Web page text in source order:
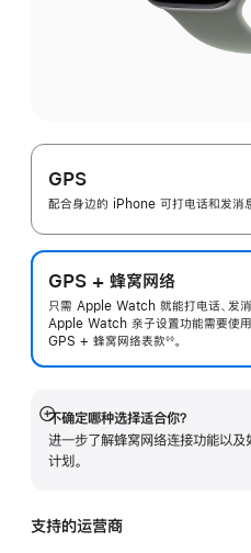
GPS
配合身边的 iPhone 可打电话和发消息
GPS + 蜂窝网络
只需 Apple Watch 就能打电话、发消
Apple Watch 亲子设置功能需要使用
GPS + 蜂窝网络表款◊◊。
不确定哪种选择适合你？
进一步了解蜂窝网络连接功能以
计划。
展
开
支持的运营商